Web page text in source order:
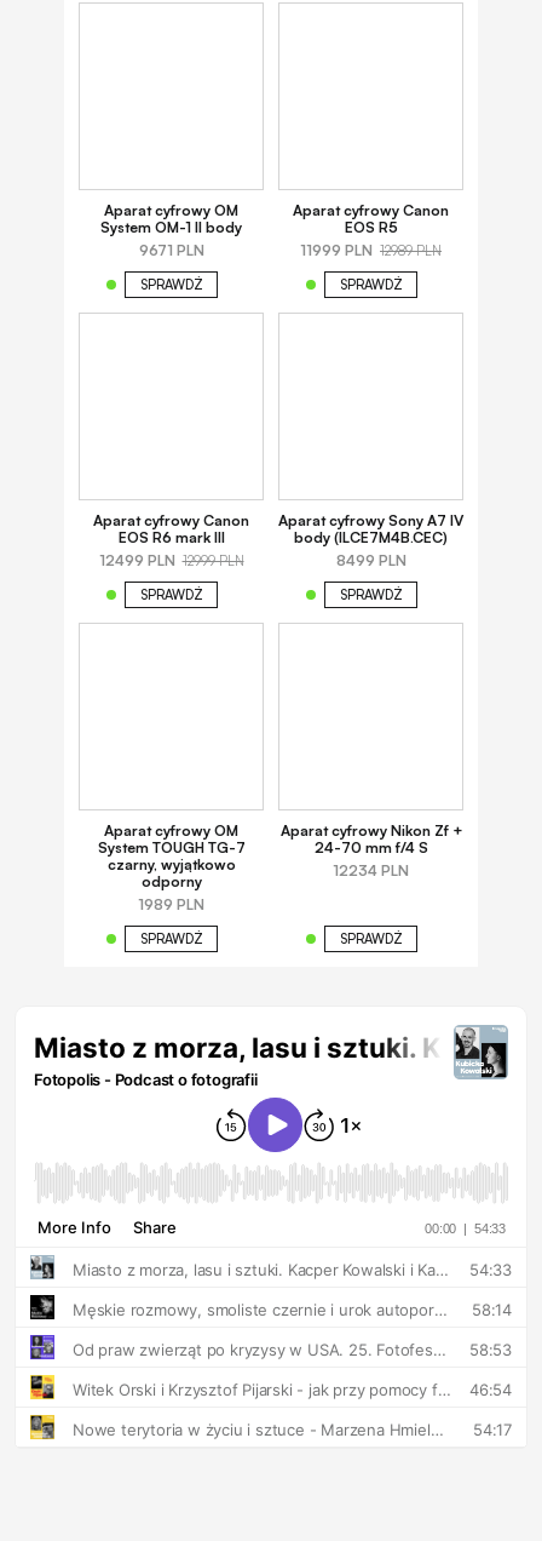
Aparat cyfrowy OM
System OM-1 II body
9671 PLN
SPRAWDŹ
Aparat cyfrowy Canon
EOS R5
11999 PLN 12989 PLN
SPRAWDŹ
Aparat cyfrowy Canon
EOS R6 mark III
12499 PLN 12999 PLN
SPRAWDŹ
Aparat cyfrowy Sony A7 IV
body (ILCE7M4B.CEC)
8499 PLN
SPRAWDŹ
Aparat cyfrowy OM
System TOUGH TG-7
czarny, wyjątkowo
odporny
1989 PLN
SPRAWDŹ
Aparat cyfrowy Nikon Zf +
24-70 mm f/4 S
12234 PLN
SPRAWDŹ